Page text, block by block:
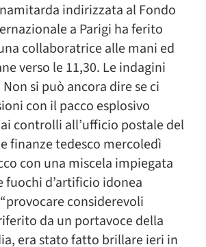
indirizzata al Fondo
a Parigi ha ferito
collaboratrice alle mani ed
verso le 11,30. Le indagini
si può ancora dire se ci
con il pacco esplosivo
controlli all’ufficio postale del
finanze tedesco mercoledì
con una miscela impiegata
fuochi d’artificio idonea
considerevoli
da un portavoce della
era stato fatto brillare ieri in